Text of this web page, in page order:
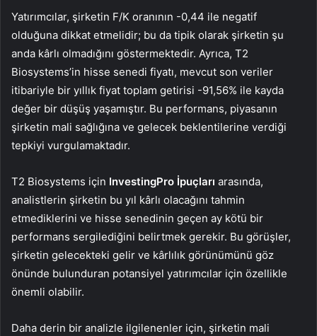
Yatırımcılar, şirketin F/K oranının -0,44 ile negatif
olduğuna dikkat etmelidir; bu da tipik olarak şirketin şu
anda kârlı olmadığını göstermektedir. Ayrıca, T2
Biosystems’in hisse senedi fiyatı, mevcut son veriler
itibariyle bir yıllık fiyat toplam getirisi -91,56% ile kayda
değer bir düşüş yaşamıştır. Bu performans, piyasanın
şirketin mali sağlığına ve gelecek beklentilerine verdiği
tepkiyi vurgulamaktadır.
T2 Biosystems için InvestingPro İpuçları arasında,
analistlerin şirketin bu yıl kârlı olacağını tahmin
etmediklerini ve hisse senedinin geçen ay kötü bir
performans sergilediğini belirtmek gerekir. Bu görüşler,
şirketin gelecekteki gelir ve kârlılık görünümünü göz
önünde bulunduran potansiyel yatırımcılar için özellikle
önemli olabilir.
Daha derin bir analizle ilgilenenler için, şirketin mali